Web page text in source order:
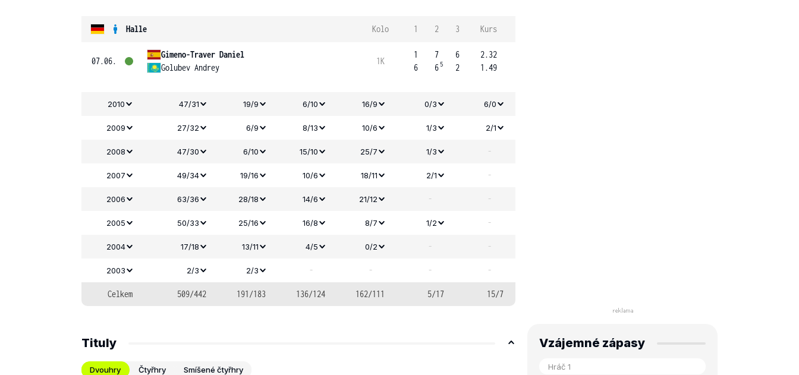
Halle Kolo 1 2 3 Kurs
07.06.
Gimeno-Traver Daniel
Golubev Andrey
1K
1
6
7
6 5
6
2
2.32
1.49
2010 47/31 19/9 6/10 16/9 0/3 6/0
2009 27/32 6/9 8/13 10/6 1/3 2/1
2008 47/30 6/10 15/10 25/7 1/3 -
2007 49/34 19/16 10/6 18/11 2/1 -
2006 63/36 28/18 14/6 21/12 - -
2005 50/33 25/16 16/8 8/7 1/2 -
2004 17/18 13/11 4/5 0/2 - -
2003 2/3 2/3 - - - -
Celkem 509/442 191/183 136/124 162/111 5/17 15/7
Tituly
Dvouhry Čtyřhry Smíšené čtyřhry
Vzájemné zápasy